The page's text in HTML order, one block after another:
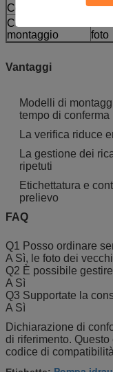
Consegna
Controllo
montaggio
foto
Vantaggi
Modelli di
tempo di conferma
La verifica riduce
La gestione dei
ripetuti
Etichettatura e
prelievo
FAQ
Q1 Posso ordinare
A Sì, le foto dei
Q2 È possibile
A Sì
Q3 Supportate la
A Sì
Dichiarazione di
di riferimento.
codice di